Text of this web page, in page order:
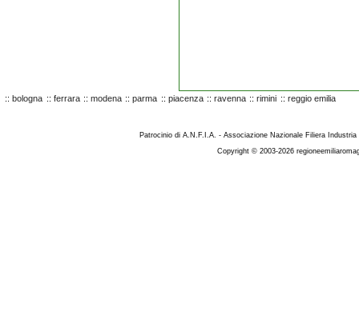
:: bologna :: ferrara :: modena :: parma :: piacenza :: ravenna :: rimini :: reggio emilia
Patrocinio di A.N.F.I.A. - Associazione Nazionale Filiera
Copyright © 2003-2026